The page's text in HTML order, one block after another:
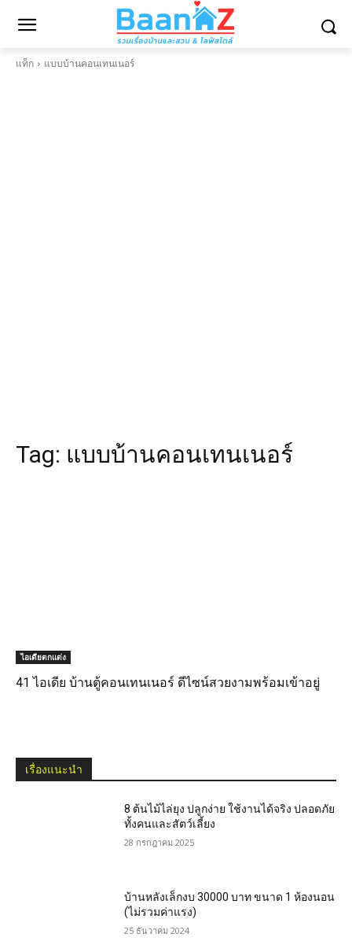
แท็ก แบบบ้านคอนเทนเนอร์
Tag: แบบบ้านคอนเทนเนอร์
ไอเดียตกแต่ง
41 ไอเดีย บ้านตู้คอนเทนเนอร์ ดีไซน์สวยงามพร้อมเข้าอยู่
เรื่องแนะนำ
8 ต้นไม้ไล่ยุง ปลูกง่าย ใช้งานได้จริง ปลอดภัย
ทั้งคนและสัตว์เลี้ยง
28 กรกฎาคม 2025
บ้านหลังเล็กงบ 30000 บาท ขนาด 1 ห้องนอน
(ไม่รวมค่าแรง)
25 ธันวาคม 2024